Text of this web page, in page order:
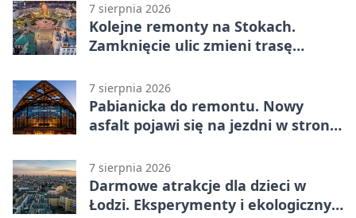
7 sierpnia 2026
Kolejne remonty na Stokach.
Zamknięcie ulic zmieni trasę
7 sierpnia 2026
Pabianicka do remontu. Nowy
asfalt pojawi się na jezdni w stronę
7 sierpnia 2026
Darmowe atrakcje dla dzieci w
Łodzi. Eksperymenty i ekologiczny